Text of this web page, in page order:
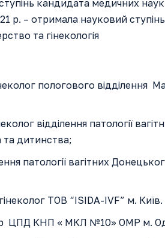
кандидата медичних наук
р. – отримала науковий
та гінекологія
пологового відділення
відділення патології
дитинства;
патології вагітних
ТОВ “ISIDA-IVF” м. Київ.
ЦПД КНП « МКЛ №10» ОМР м.